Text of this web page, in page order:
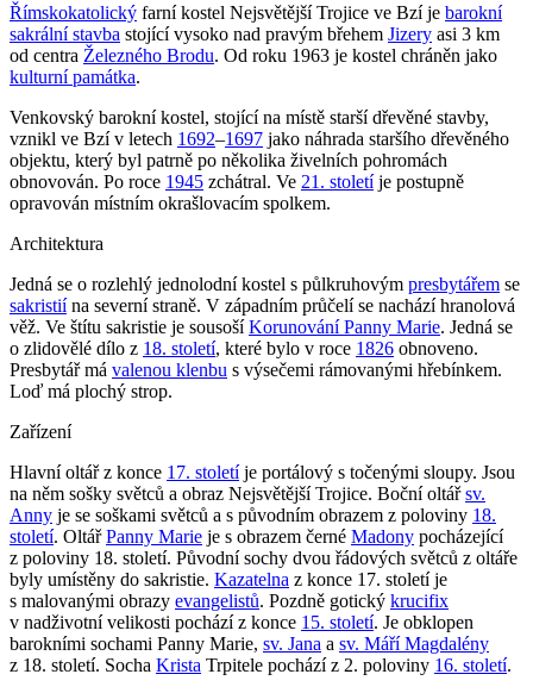
Římskokatolický farní kostel Nejsvětější Trojice ve Bzí je barokní
sakrální stavba stojící vysoko nad pravým břehem Jizery asi 3 km
od centra Železného Brodu. Od roku 1963 je kostel chráněn jako
kulturní památka.
Venkovský barokní kostel, stojící na místě starší dřevěné stavby,
vznikl ve Bzí v letech 1692–1697 jako náhrada staršího dřevěného
objektu, který byl patrně po několika živelních pohromách
obnovován. Po roce 1945 zchátral. Ve 21. stoletíje postupně
opravován místním okrašlovacím spolkem.
Architektura
Jedná se o rozlehlý jednolodní kostel s půlkruhovým presbytářem se
sakristiína severní straně. V západním průčelí se nachází hranolová
věž. Ve štítu sakristie je sousošíKorunování Panny Marie. Jedná se
o zlidovělé dílo z 18. století, které bylo v roce 1826 obnoveno.
Presbytář má valenou klenbu s výsečemi rámovanými hřebínkem.
Loď má plochý strop.
Zařízení
Hlavní oltář z konce 17. stoletíje portálový s točenými sloupy. Jsou
na něm sošky světců a obraz Nejsvětější Trojice. Boční oltářsv.
Anny je se soškami světců a s původním obrazem z poloviny 18.
století. OltářPanny Marie je s obrazem černé Madony pocházející
z poloviny 18. století. Původní sochy dvou řádových světců z oltáře
byly umístěny do sakristie. Kazatelna z konce 17. století je
s malovanými obrazy evangelistů. Pozdně gotický krucifix
v nadživotní velikosti pochází z konce 15. století. Je obklopen
barokními sochami Panny Marie, sv. Jana a sv. Máří Magdalény
z 18. století. Socha Krista Trpitele pochází z 2. poloviny 16. století.